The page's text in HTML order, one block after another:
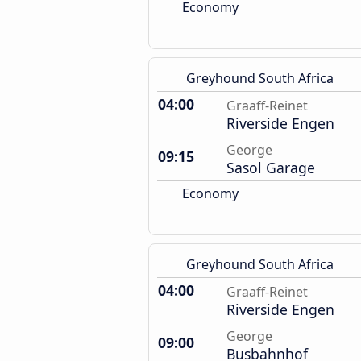
Economy
Greyhound South Africa
04:00 Graaff-Reinet
Riverside Engen
09:15
George
Sasol Garage
Economy
Greyhound South Africa
04:00 Graaff-Reinet
Riverside Engen
09:00
George
Busbahnhof